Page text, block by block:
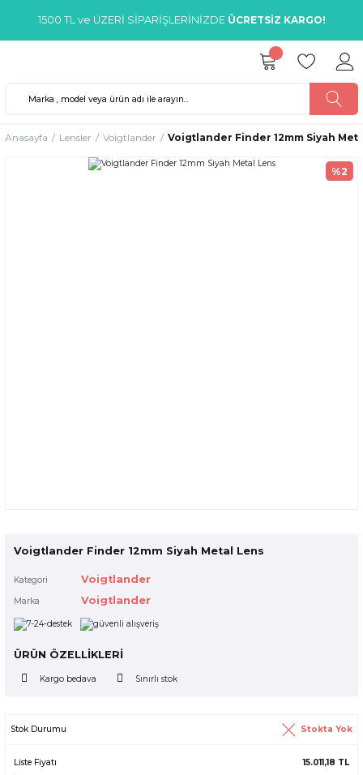
1500 TL ve ÜZERİ SİPARİŞLERİNİZDE ÜCRETSİZ KARGO!
Anasayfa Lensler Voigtlander Voigtlander Finder 12mm Siyah
%2
Voigtlander Finder 12mm Siyah Metal Lens
Kategori Voigtlander
Marka Voigtlander
ÜRÜN ÖZELLİKLERİ
Kargo bedava Sınırlı stok
Stok Durumu Stokta Yok
Liste Fiyatı
15.011,18 TL